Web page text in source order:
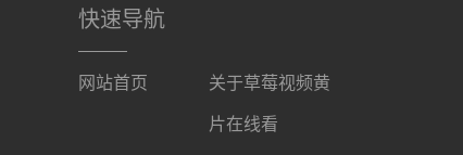
快速导航
网站首页 关于草莓视频黄
片在线看